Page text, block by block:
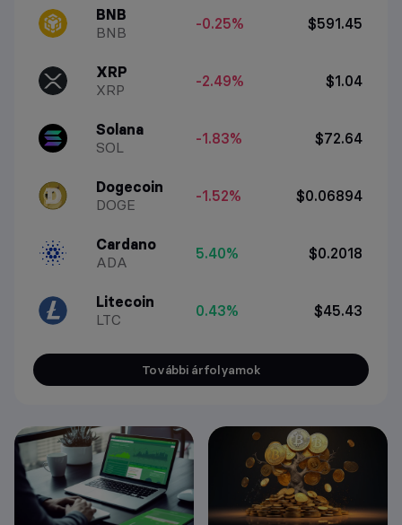
BNB
BNB
-0.25% $591.45
XRP
XRP
-2.49% $1.04
Solana
SOL
-1.83% $72.64
Dogecoin
DOGE
-1.52% $0.06894
Cardano
ADA
5.40% $0.2018
Litecoin
LTC
0.43% $45.43
További árfolyamok